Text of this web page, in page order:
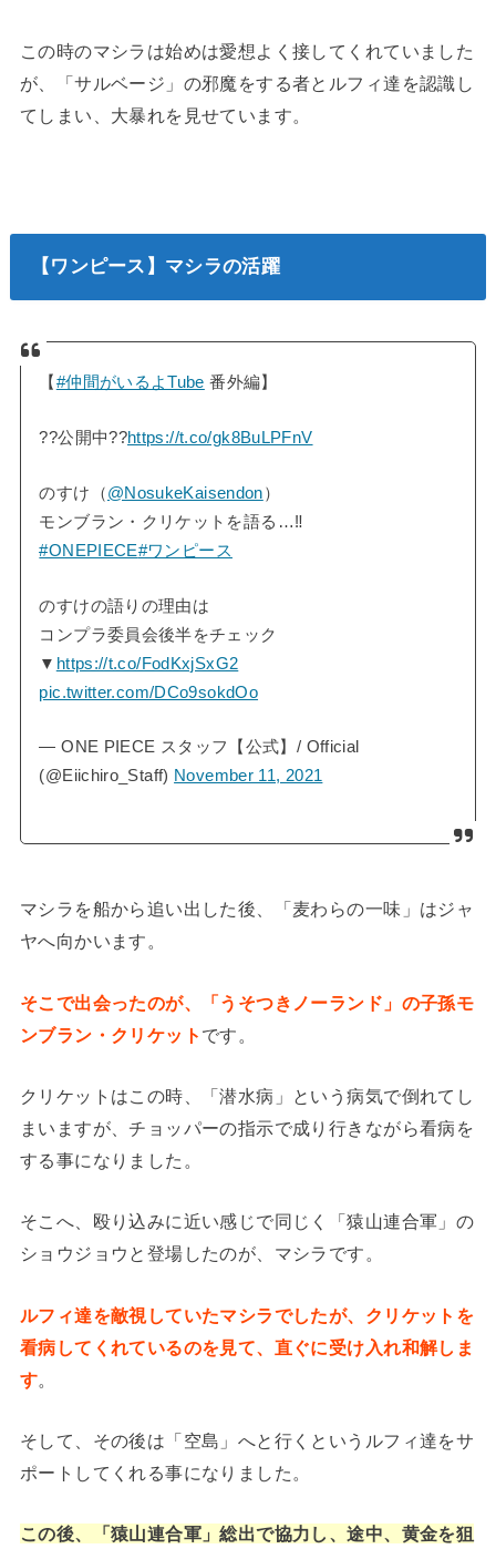
この時のマシラは始めは愛想よく接してくれていました
が、「サルベージ」の邪魔をする者とルフィ達を認識し
てしまい、大暴れを見せています。
【ワンピース】マシラの活躍
【 #仲間がいるよTube 番外編】
??公開中??https://t.co/gk8BuLPFnV
のすけ（@NosukeKaisendon）
モンブラン・クリケットを語る…‼️
#ONEPIECE#ワンピース
のすけの語りの理由は
コンプラ委員会後半をチェック
▼ https://t.co/FodKxjSxG2
pic.twitter.com/DCo9sokdOo
— ONE PIECE スタッフ【公式】/ Official
(@Eiichiro_Staff) November 11, 2021
マシラを船から追い出した後、「麦わらの一味」はジャ
ヤへ向かいます。
そこで出会ったのが、「うそつきノーランド」の子孫モ
ンブラン・クリケット です。
クリケットはこの時、「潜水病」という病気で倒れてし
まいますが、チョッパーの指示で成り行きながら看病を
する事になりました。
そこへ、殴り込みに近い感じで同じく「猿山連合軍」の
ショウジョウと登場したのが、マシラです。
ルフィ達を敵視していたマシラでしたが、クリケットを
看病してくれているのを見て、直ぐに受け入れ和解しま
す。
そして、その後は「空島」へと行くというルフィ達をサ
ポートしてくれる事になりました。
この後、「猿山連合軍」総出で協力し、途中、黄金を狙